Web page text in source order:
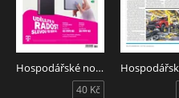
Hospodářské noviny 151 - 7.8.2026
40 Kč